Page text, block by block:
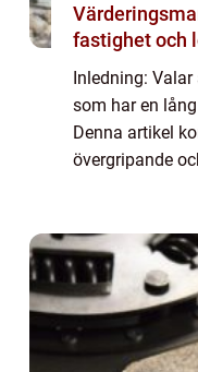
fastighet och
Inledning:
som har en
Denna artikel
övergripande
även dis...